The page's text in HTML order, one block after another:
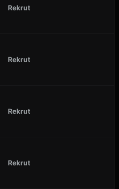
Rekrut
Rekrut
Rekrut
Rekrut